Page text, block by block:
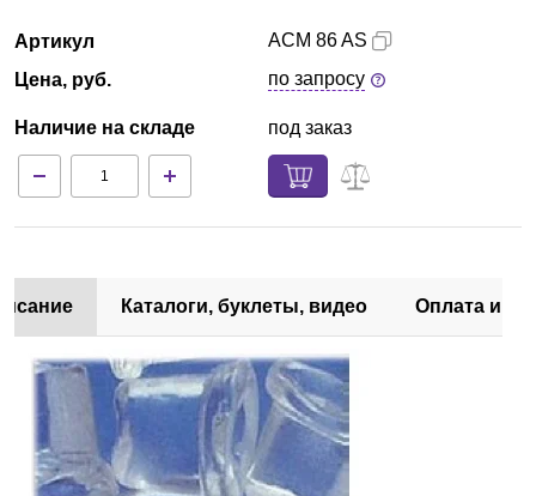
Партнеры
Доставка и оплата
Контакты
Артикул
Цена, руб.
Наличие на складе
ACM 86 AS
по запросу
под заказ
Каталоги, буклеты, видео Оплата и